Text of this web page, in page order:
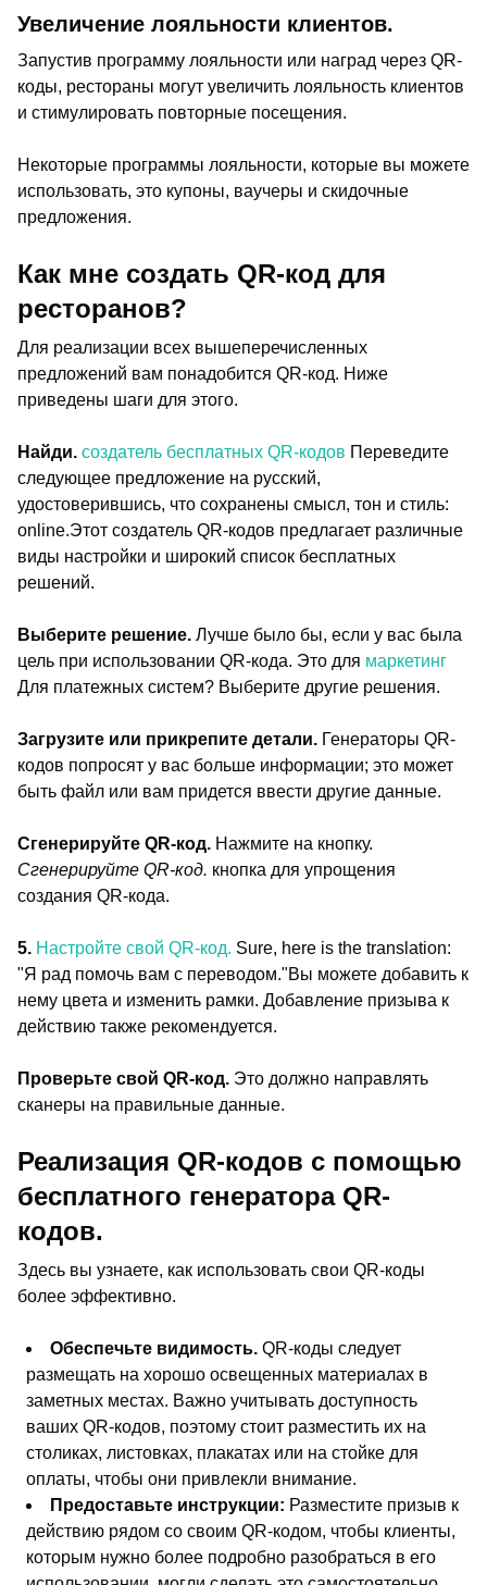
Увеличение лояльности клиентов.
Запустив программу лояльности или наград через QR-
коды, рестораны могут увеличить лояльность клиентов
и стимулировать повторные посещения.
Некоторые программы лояльности, которые вы можете
использовать, это купоны, ваучеры и скидочные
предложения.
Как мне создать QR-код для
ресторанов?
Для реализации всех вышеперечисленных
предложений вам понадобится QR-код. Ниже
приведены шаги для этого.
Найди. создатель бесплатных QR-кодов Переведите
следующее предложение на русский,
удостоверившись, что сохранены смысл, тон и стиль:
online.Этот создатель QR-кодов предлагает различные
виды настройки и широкий список бесплатных
решений.
Выберите решение. Лучше было бы, если у вас была
цель при использовании QR-кода. Это для маркетинг
Для платежных систем? Выберите другие решения.
Загрузите или прикрепите детали. Генераторы QR-
кодов попросят у вас больше информации; это может
быть файл или вам придется ввести другие данные.
Сгенерируйте QR-код. Нажмите на кнопку.
Сгенерируйте QR-код. кнопка для упрощения
создания QR-кода.
5. Настройте свой QR-код. Sure, here is the translation:
"Я рад помочь вам с переводом."Вы можете добавить к
нему цвета и изменить рамки. Добавление призыва к
действию также рекомендуется.
Проверьте свой QR-код. Это должно направлять
сканеры на правильные данные.
Реализация QR-кодов с помощью
бесплатного генератора QR-
кодов.
Здесь вы узнаете, как использовать свои QR-коды
более эффективно.
Обеспечьте видимость. QR-коды следует
размещать на хорошо освещенных материалах в
заметных местах. Важно учитывать доступность
ваших QR-кодов, поэтому стоит разместить их на
столиках, листовках, плакатах или на стойке для
оплаты, чтобы они привлекли внимание.
Предоставьте инструкции: Разместите призыв к
действию рядом со своим QR-кодом, чтобы клиенты,
которым нужно более подробно разобраться в его